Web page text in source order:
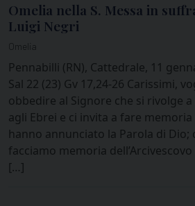
Omelia nella S. Messa in
Luigi Negri
Omelia
Pennabilli (RN), Cattedrale, 11
Sal 22 (23) Gv 17,24-26 Carissimi,
obbedire al Signore che si rivolge
agli Ebrei e ci invita a fare memoria
hanno annunciato la Parola di
facciamo memoria
[…]